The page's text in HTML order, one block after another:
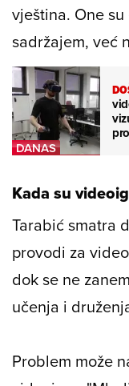
vještina. One
sadržajem, već
Kada su
Tarabić smatra
provodi za
dok se ne
učenja i
Problem može